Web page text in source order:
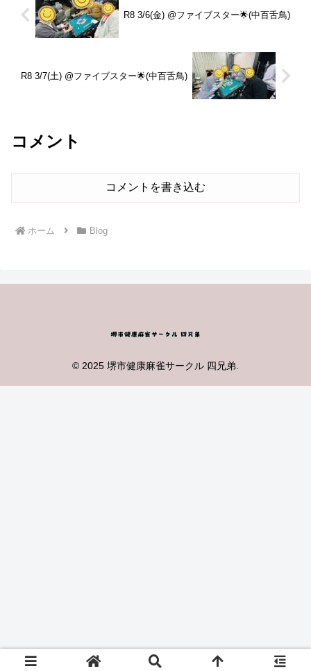
R8 3/6(金) @ファイブスター🌟(中百舌鳥)
R8 3/7(土) @ファイブスター🌟(中百舌鳥)
コメント
コメントを書き込む
ホーム Blog
© 2025 堺市健康麻雀サークル 四兄弟.